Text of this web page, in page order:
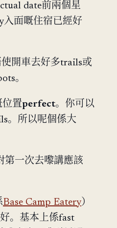
date前兩個星
面嘅住宿已經好
開車去好多trails或
。
位置perfect。你可以
。所以呢個係大
第一次去嚟講應該
Base Camp Eatery）
。基本上係fast